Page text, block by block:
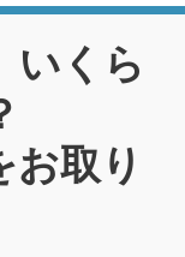
いくら
お取り